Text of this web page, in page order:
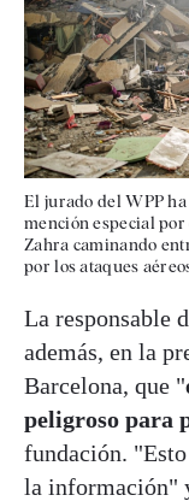
El jurado del WPP
mención especial
Zahra caminando
por los ataques
La responsable
además, en la
Barcelona, que "
peligroso para
fundación.
la información"